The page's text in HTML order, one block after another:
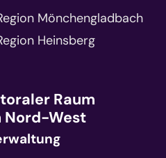
Mönchengladbach
Heinsberg
Raum
Nord-West